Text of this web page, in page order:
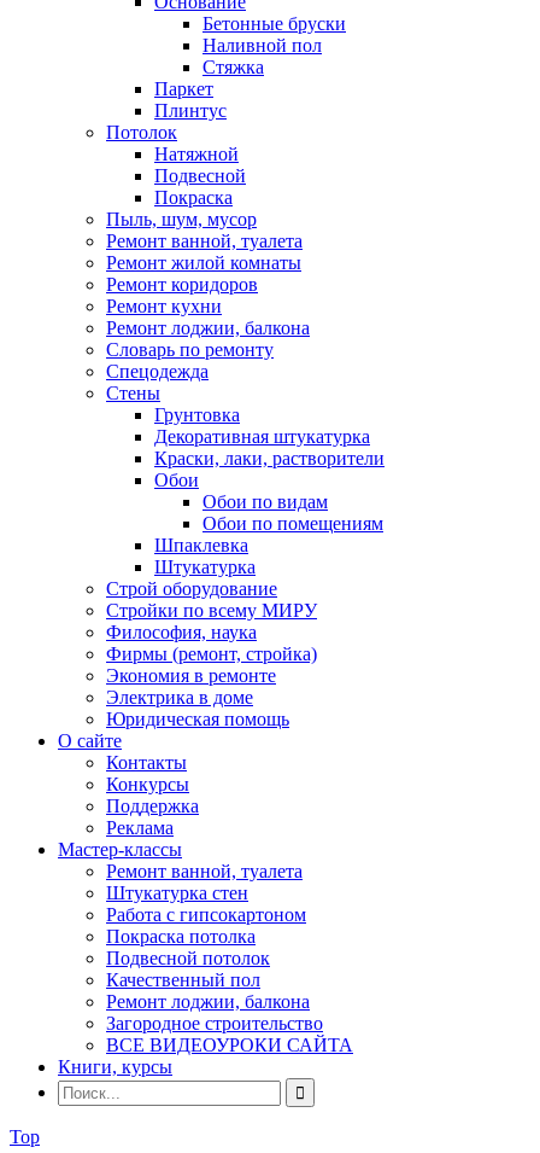
Бетонные бруски
Наливной пол
Стяжка
Паркет
Плинтус
Потолок
Натяжной
Подвесной
Покраска
Пыль, шум, мусор
Ремонт ванной, туалета
Ремонт жилой комнаты
Ремонт коридоров
Ремонт кухни
Ремонт лоджии, балкона
Словарь по ремонту
Спецодежда
Стены
Грунтовка
Декоративная штукатурка
Краски, лаки, растворители
Обои
Обои по видам
Обои по помещениям
Шпаклевка
Штукатурка
Строй оборудование
Стройки по всему МИРУ
Философия, наука
Фирмы (ремонт, стройка)
Экономия в ремонте
Электрика в доме
Юридическая помощь
О сайте
Контакты
Конкурсы
Поддержка
Реклама
Мастер-классы
Ремонт ванной, туалета
Штукатурка стен
Работа с гипсокартоном
Покраска потолка
Подвесной потолок
Качественный пол
Ремонт лоджии, балкона
Загородное строительство
ВСЕ ВИДЕОУРОКИ САЙТА
Книги, курсы
Top